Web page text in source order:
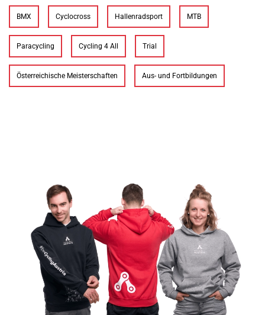
BMX Cyclocross Hallenradsport MTB
Paracycling Cycling 4 All Trial
Österreichische Meisterschaften Aus- und Fortbildungen